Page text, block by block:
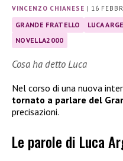
VINCENZO CHIANESE | 16
GRANDE FRATELLO LUCA
NOVELLA2000
Cosa ha detto Luca
Nel corso di una nuova
tornato a parlare del
precisazioni.
Le parole di Luca